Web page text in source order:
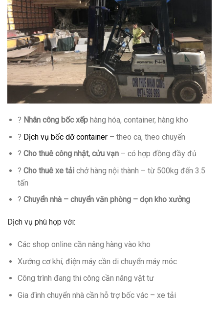
? Nhân công bốc xếphàng hóa, container, hàng kho
? Dịch vụ bốc dỡ container– theo ca, theo chuyến
? Cho thuê công nhật, cửu vạn– có hợp đồng đầy đủ
? Cho thuê xe tảichở hàng nội thành – từ 500kg đến 3.5
tấn
? Chuyển nhà – chuyển văn phòng – dọn kho xưởng
Dịch vụ phù hợp với:
Các shop online cần nâng hàng vào kho
Xưởng cơ khí, điện máy cần di chuyển máy móc
Công trình đang thi công cần nâng vật tư
Gia đình chuyển nhà cần hỗ trợ bốc vác – xe tải